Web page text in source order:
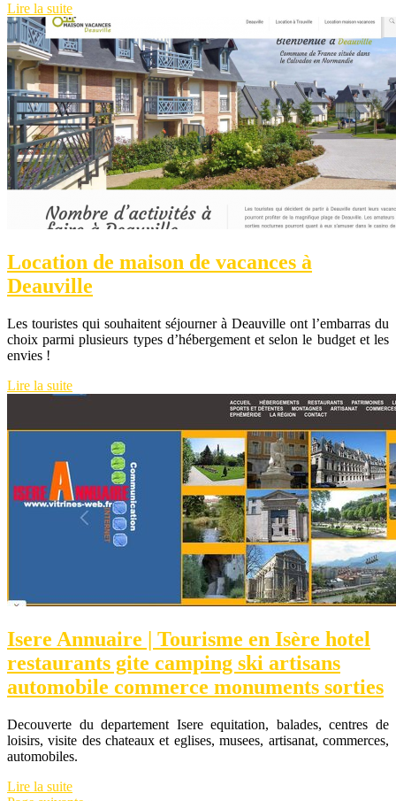
Lire la suite
Location de maison de vacances à
Deauville
Les touristes qui souhaitent séjourner à Deauville ont l’embarras du
choix parmi plusieurs types d’hébergement et selon le budget et les
envies !
Lire la suite
Isere Annuaire | Tourisme en Isère hotel
restaurants gite camping ski artisans
automobile commerce monuments sorties
Decouverte du departement Isere equitation, balades, centres de
loisirs, visite des chateaux et eglises, musees, artisanat, commerces,
automobiles.
Lire la suite